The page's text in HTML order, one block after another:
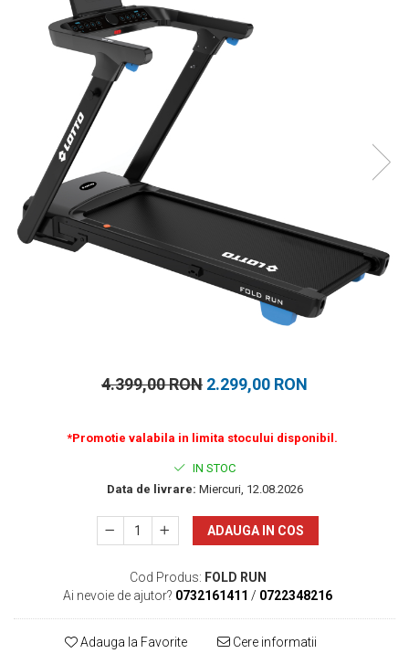
Accesorii inot
Genti si rucsacuri
Tricouri, pantaloni, bluze
Costume profesionale inot
4.399,00 RON 2.299,00 RON
*Promotie valabila in limita stocului disponibil.
IN STOC
Data de livrare: Miercuri, 12.08.2026
ADAUGA IN COS
Cod Produs: FOLD RUN
Ai nevoie de ajutor? 0732161411 / 0722348216
Adauga la Favorite Cere informatii